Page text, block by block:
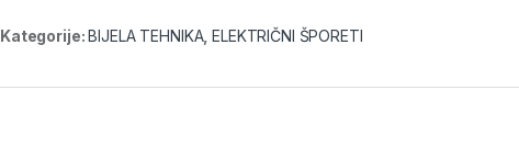
Kategorije:BIJELA TEHNIKA,ELEKTRIČNI ŠPORETI